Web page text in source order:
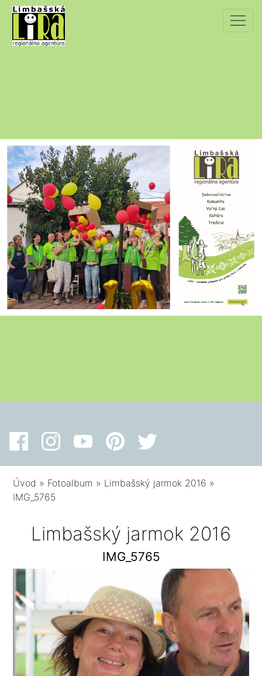
Úvod » Fotoalbum » Limbašský jarmok 2016 »
IMG_5765
Limbašský jarmok 2016
IMG_5765